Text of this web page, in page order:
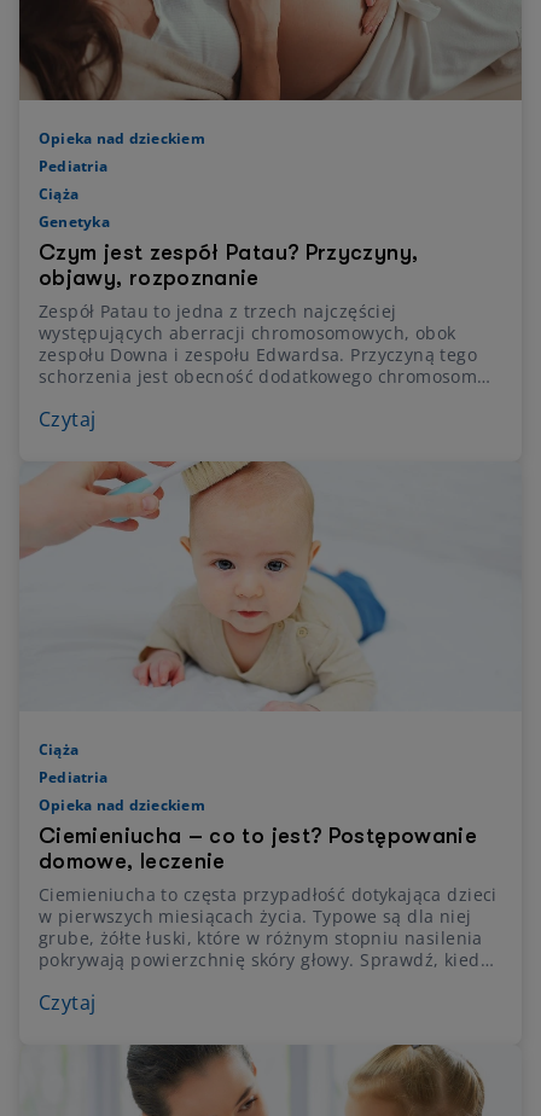
Opieka nad dzieckiem
Pediatria
Ciąża
Genetyka
Czym jest zespół Patau? Przyczyny,
objawy, rozpoznanie
Zespół Patau to jedna z trzech najczęściej
występujących aberracji chromosomowych, obok
zespołu Downa i zespołu Edwardsa. Przyczyną tego
schorzenia jest obecność dodatkowego chromosomu
tym zespole wad wrodzonych.
Czytaj
Ciąża
Pediatria
Opieka nad dzieckiem
Ciemieniucha – co to jest? Postępowanie
domowe, leczenie
Ciemieniucha to częsta przypadłość dotykająca dzieci
w pierwszych miesiącach życia. Typowe są dla niej
grube, żółte łuski, które w różnym stopniu nasilenia
pokrywają powierzchnię skóry głowy. Sprawdź, kiedy i
ciemieniuchą.
Czytaj